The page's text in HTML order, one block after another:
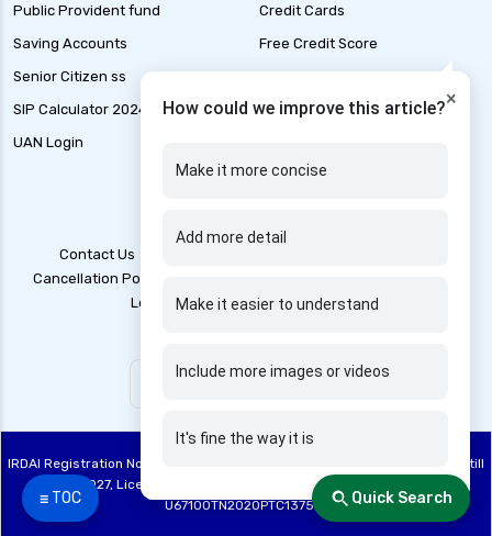
☰ TOC
health insurance surat
health insurance tax benefits 80d
health insurance thane
health insurance udaipur
health insurance varanasi
how health insurance works in india
how many types of health insurance
how much should health insurance cost
how to apply health insurance in india
how to cancel health insurance policy
×
How could we improve this article?
Make it more concise
Add more detail
Make it easier to understand
Include more images or videos
It's fine the way it is
Quick Search
Public Provident fund
Saving Accounts
Senior Citizen ss
SIP Calculator 2024
UAN Login
Credit Cards
Free Credit Score
Liability Insurance
Loan Application Status
Contact Us
Cancellation Policy
Legal Policy
Privacy Policy
IRDAI Registration No: 748, Registration Code No. IRDA/DB 844/20, Valid till
28/06/2027, License category – Direct Broker (Life & General), CIN:
U67100TN2020PTC137515